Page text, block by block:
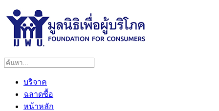
บริจาค
ฉลาดซื้อ
หน้าหลัก